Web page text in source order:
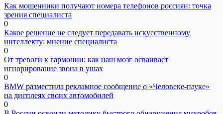
Как мошенники получают номера телефонов россиян: точка
зрения специалиста
0
Какое решение не следует передавать искусственному
интеллекту: мнение специалиста
0
От тревоги к гармонии: как наш мозг осваивает
игнорирование звона в ушах
0
BMW разместила рекламное сообщение о «Человеке-пауке»
на дисплеях своих автомобилей
0